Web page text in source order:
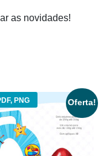
as novidades!
PNG Oferta!